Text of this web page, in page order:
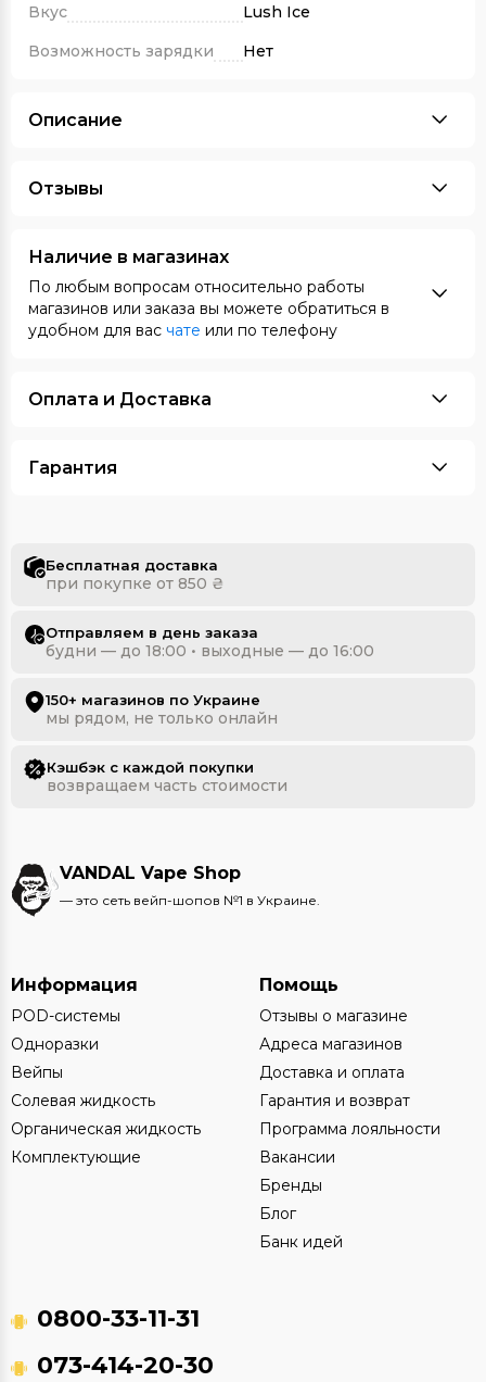
Вкус
Lush Ice
Возможность зарядки
Нет
Описание
Отзывы
Наличие в магазинах
По любым вопросам относительно работы
магазинов или заказа вы можете обратиться в
удобном для вас чате или по телефону
Оплата и Доставка
Гарантия
Бесплатная доставка
при покупке от 850 ₴
Отправляем в день заказа
будни — до 18:00 • выходные — до 16:00
150+ магазинов по Украине
мы рядом, не только онлайн
Кэшбэк с каждой покупки
возвращаем часть стоимости
VANDAL Vape Shop
— это сеть вейп-шопов №1 в Украине.
Информация
POD-системы
Одноразки
Вейпы
Солевая жидкость
Органическая жидкость
Комплектующие
Помощь
Отзывы о магазине
Адреса магазинов
Доставка и оплата
Гарантия и возврат
Программа лояльности
Вакансии
Бренды
Блог
Банк идей
0800-33-11-31
073-414-20-30